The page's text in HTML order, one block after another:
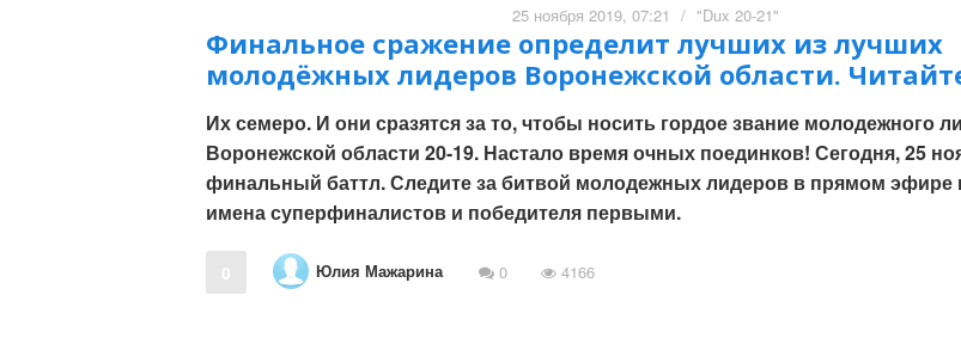
25 ноября 2019, 07:21 / "Dux 20-21"
Финальное сражение определит лучших из лучших
молодёжных лидеров Воронежской области.
Их семеро. И они сразятся за то, чтобы носить гордое звание молодежного
Воронежской области 20-19. Настало время очных поединков! Сегодня, 25
финальный баттл. Следите за битвой молодежных лидеров в прямом эфире
имена суперфиналистов и победителя первыми.
0 Юлия Мажарина 0 4166